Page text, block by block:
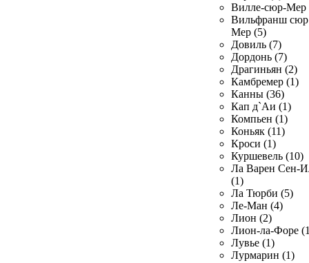
Вилле-сюр-Мер
Вильфранш сюр
Мер (5)
Довиль (7)
Дордонь (7)
Драгиньян (2)
Камбремер (1)
Канны (36)
Кап д`Аи (1)
Компьен (1)
Коньяк (11)
Кроси (1)
Куршевель (10)
Ла Варен Сен-
(1)
Ла Тюрби (5)
Ле-Ман (4)
Лион (2)
Лион-ла-Форе
Лувье (1)
Лурмарин (1)